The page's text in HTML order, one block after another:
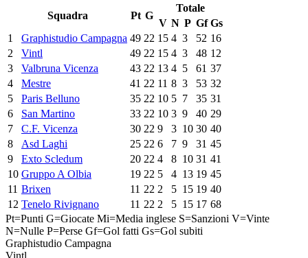
Squadra
Pt G
Totale
V N P Gf Gs
1
Graphistudio Campagna 49 22 15 4 3 52 16
2
Vintl 49 22 15 4 3 48 12
3
Valbruna Vicenza 43 22 13 4 5 61 37
4
Mestre 41 22 11 8 3 53 32
5
Paris Belluno 35 22 10 5 7 35 31
6
San Martino 33 22 10 3 9 40 29
7
C.F. Vicenza 30 22 9 3 10 30 40
8
Asd Laghi 25 22 6 7 9 31 45
9
Exto Scledum 20 22 4 8 10 31 41
10 Gruppo A Olbia 19 22 5 4 13 19 45
11 Brixen 11 22 2 5 15 19 40
12 Tenelo Rivignano 11 22 2 5 15 17 68
Pt=Punti G=Giocate Mi=Media inglese S=Sanzioni V=Vinte
N=Nulle P=Perse Gf=Gol fatti Gs=Gol subiti
Graphistudio Campagna
Vintl